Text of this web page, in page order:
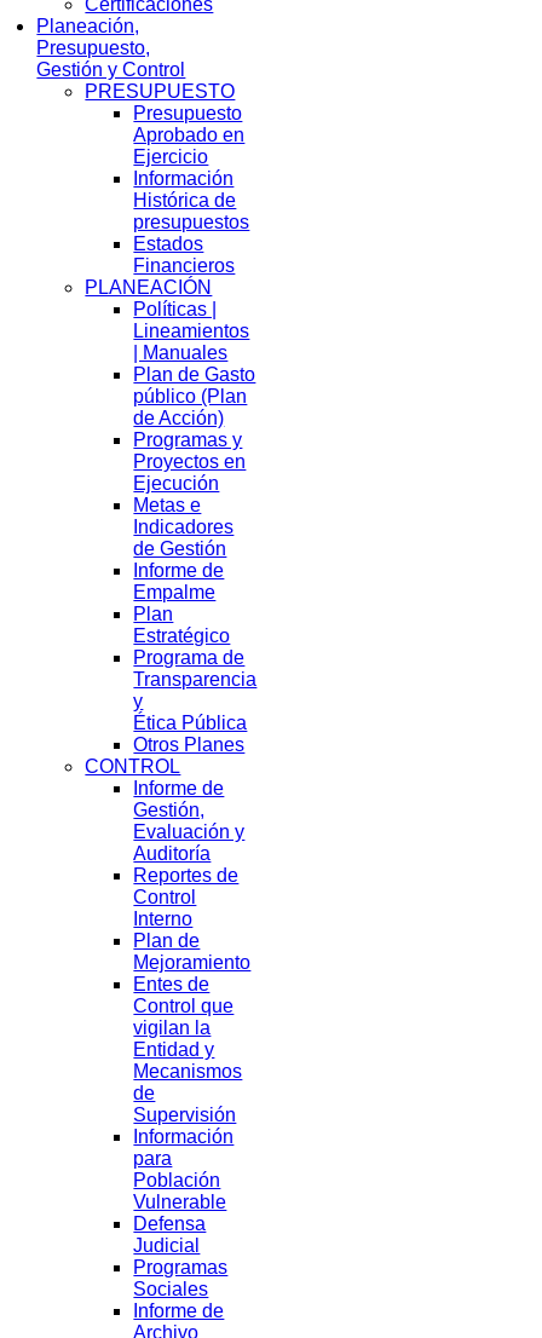
Certificaciones
Planeación,
Presupuesto,
Gestión y Control
PRESUPUESTO
Presupuesto
Aprobado en
Ejercicio
Información
Histórica de
presupuestos
Estados
Financieros
PLANEACIÓN
Políticas |
Lineamientos
| Manuales
Plan de Gasto
público (Plan
de Acción)
Programas y
Proyectos en
Ejecución
Metas e
Indicadores
de Gestión
Informe de
Empalme
Plan
Estratégico
Programa de
Transparencia
y
Ética Pública
Otros Planes
CONTROL
Informe de
Gestión,
Evaluación y
Auditoría
Reportes de
Control
Interno
Plan de
Mejoramiento
Entes de
Control que
vigilan la
Entidad y
Mecanismos
de
Supervisión
Información
para
Población
Vulnerable
Defensa
Judicial
Programas
Sociales
Informe de
Archivo